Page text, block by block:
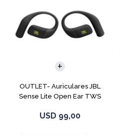
OUTLET- Auriculares JBL
Sense Lite Open Ear TWS
USD 99,00